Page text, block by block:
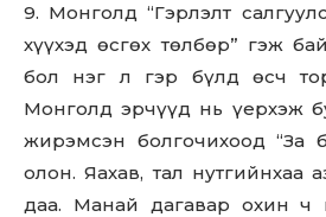
9. Монголд “Гэрлэлт
хүүхэд өсгөх төлбөр” гэж
бол нэг л гэр бүлд өсч
Монголд эрчүүд нь үерхэж
жирэмсэн болгочихоод “За
олон. Яахав, тал нутгийнхаа
даа. Манай дагавар охин ч